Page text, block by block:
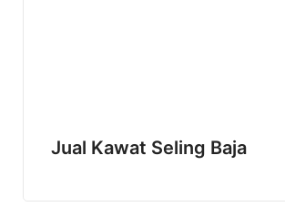
Jual Kawat Seling Baja